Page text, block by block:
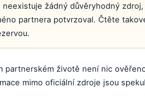
neexistuje žádný důvěryhodný zdroj,
partnera potvrzoval. Čtěte
partnerském životě není nic
mimo oficiální zdroje jsou